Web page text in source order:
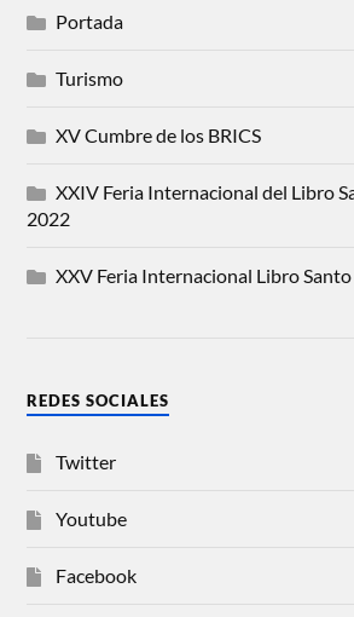
Portada
Turismo
XV Cumbre de los BRICS
XXIV Feria Internacional del Libro
2022
XXV Feria Internacional Libro
REDES SOCIALES
Twitter
Youtube
Facebook